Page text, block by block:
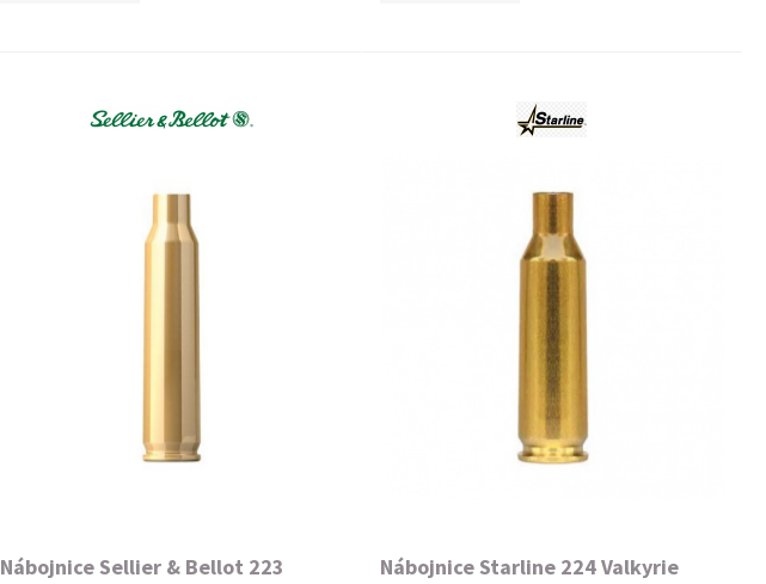
Nábojnice Sellier & Bellot 223
Nábojnice Starline 224 Valkyrie